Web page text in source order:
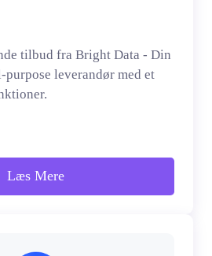
tilbud fra Bright Data - Din
leverandør med et
Læs Mere